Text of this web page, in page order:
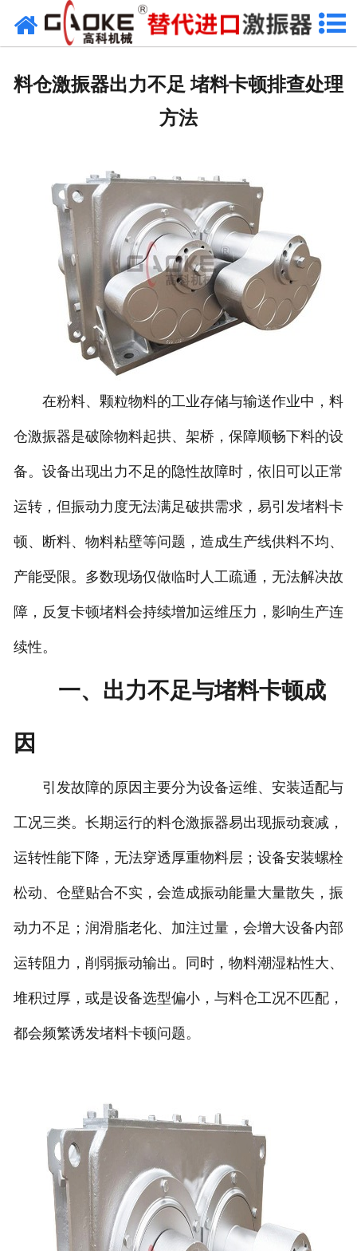
首页
新闻资讯
联系高科
料仓激振器出力不足 堵料卡顿排查处理
方法
在粉料、颗粒物料的工业存储与输送作业中，料
仓激振器是破除物料起拱、架桥，保障顺畅下料的设
备。设备出现出力不足的隐性故障时，依旧可以正常
运转，但振动力度无法满足破拱需求，易引发堵料卡
顿、断料、物料粘壁等问题，造成生产线供料不均、
产能受限。多数现场仅做临时人工疏通，无法解决故
障，反复卡顿堵料会持续增加运维压力，影响生产连
续性。
一、出力不足与堵料卡顿成
因
引发故障的原因主要分为设备运维、安装适配与
工况三类。长期运行的料仓激振器易出现振动衰减，
运转性能下降，无法穿透厚重物料层；设备安装螺栓
松动、仓壁贴合不实，会造成振动能量大量散失，振
动力不足；润滑脂老化、加注过量，会增大设备内部
运转阻力，削弱振动输出。同时，物料潮湿粘性大、
堆积过厚，或是设备选型偏小，与料仓工况不匹配，
都会频繁诱发堵料卡顿问题。